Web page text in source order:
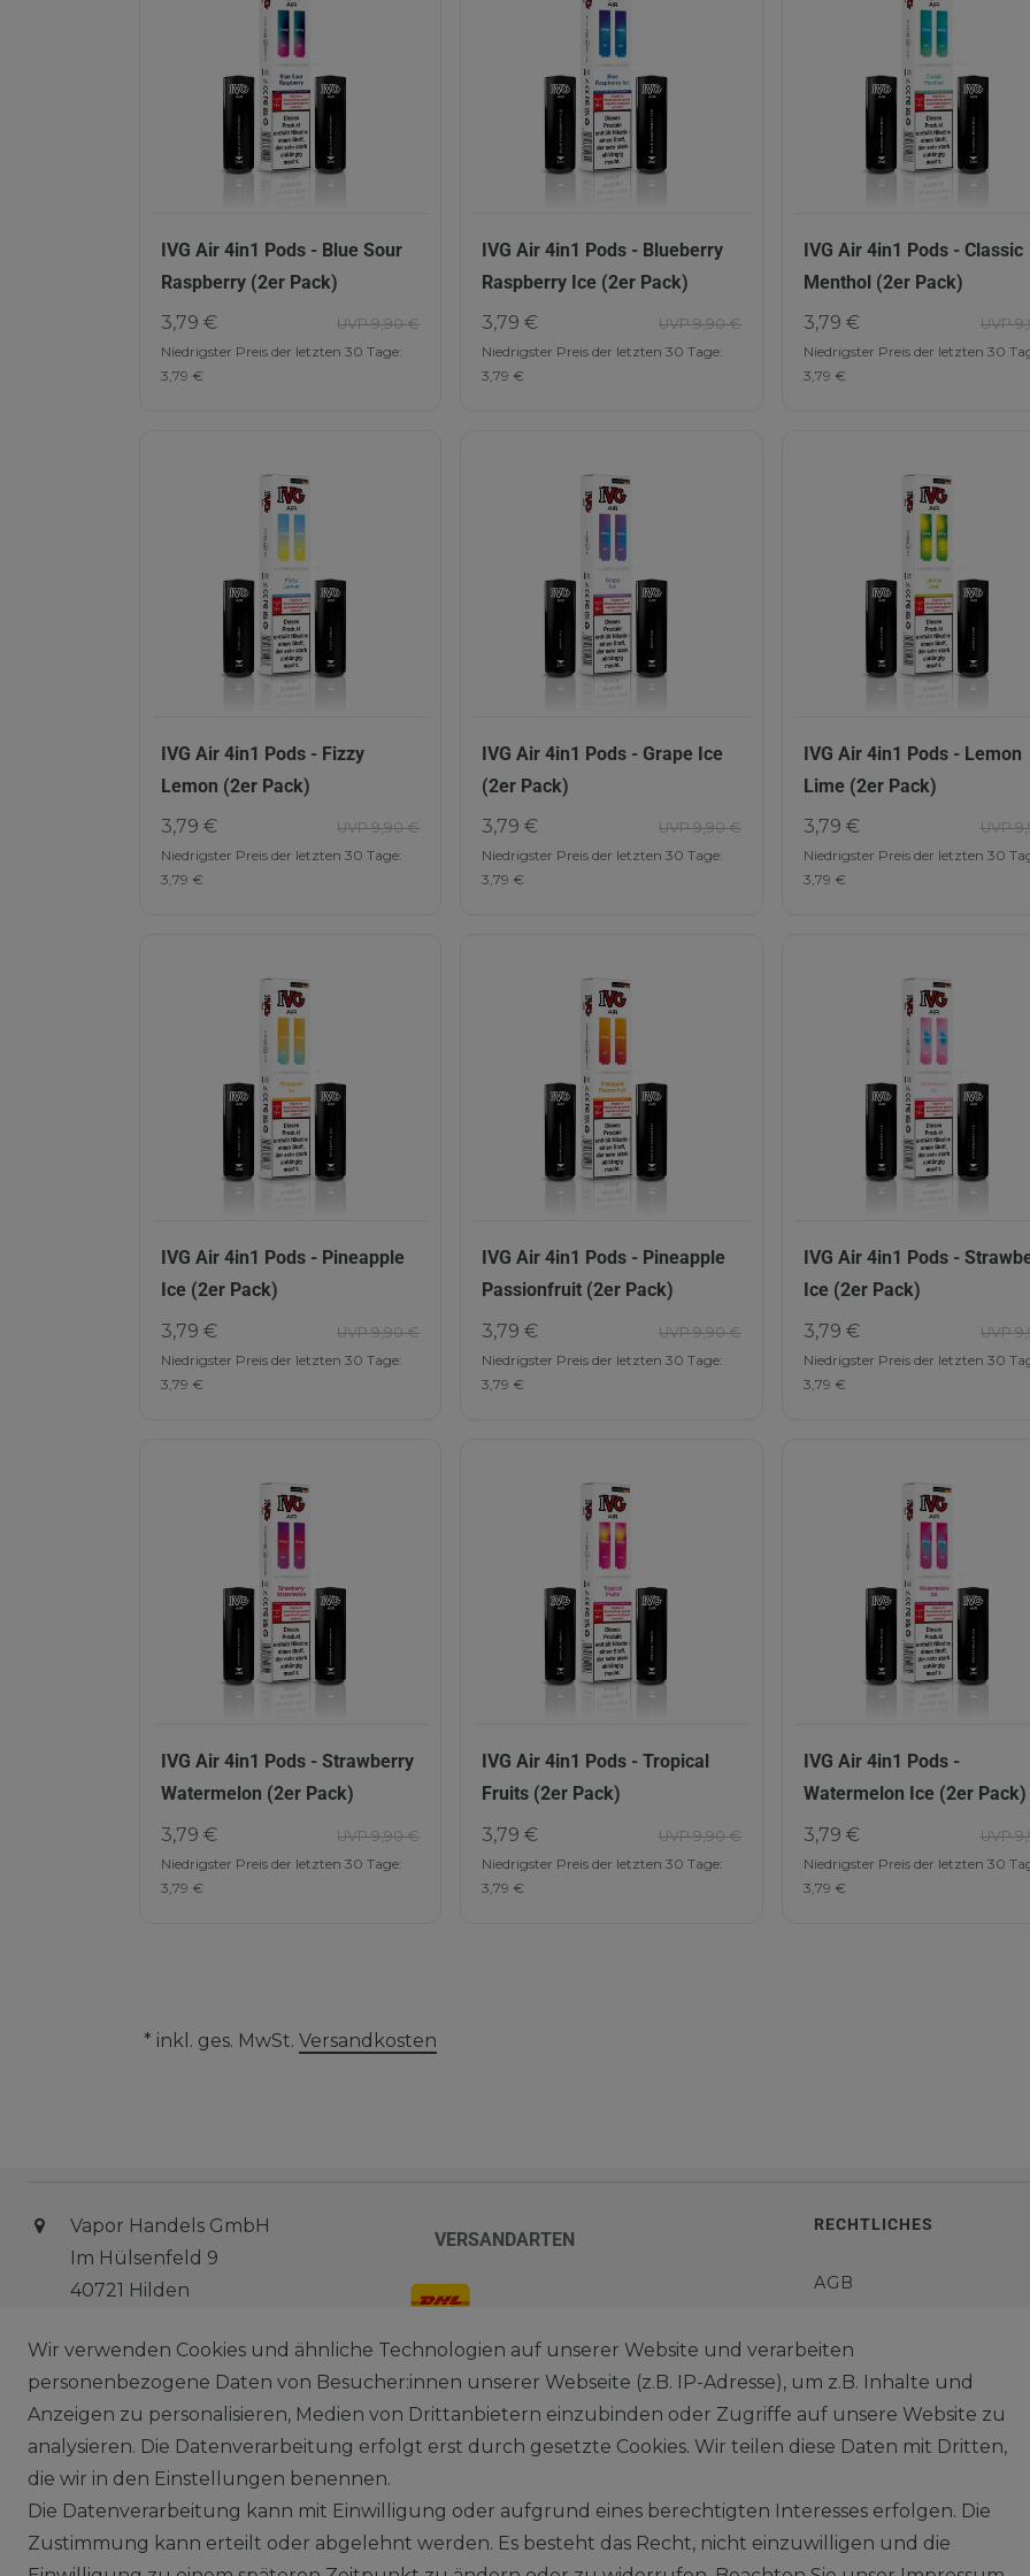
IVG Air 4in1 Pods - Blue Sour
Raspberry (2er Pack)
UVP 9,90 €
3,79 €
Niedrigster Preis der letzten 30 Tage:
3,79 €
IVG Air 4in1 Pods - Blueberry
Raspberry Ice (2er Pack)
UVP 9,90 €
3,79 €
Niedrigster Preis der letzten 30 Tage:
3,79 €
IVG Air 4in1 Pods - Classic
Menthol (2er Pack)
UVP
3,79 €
Niedrigster Preis der letzten 30
3,79 €
IVG Air 4in1 Pods - Fizzy
Lemon (2er Pack)
UVP 9,90 €
3,79 €
Niedrigster Preis der letzten 30 Tage:
3,79 €
IVG Air 4in1 Pods - Grape Ice
(2er Pack)
UVP 9,90 €
3,79 €
Niedrigster Preis der letzten 30 Tage:
3,79 €
IVG Air 4in1 Pods - Lemon
Lime (2er Pack)
UVP
3,79 €
Niedrigster Preis der letzten 30
3,79 €
IVG Air 4in1 Pods - Pineapple
Ice (2er Pack)
UVP 9,90 €
3,79 €
Niedrigster Preis der letzten 30 Tage:
3,79 €
IVG Air 4in1 Pods - Pineapple
Passionfruit (2er Pack)
UVP 9,90 €
3,79 €
Niedrigster Preis der letzten 30 Tage:
3,79 €
IVG Air 4in1 Pods -
Ice (2er Pack)
UVP
3,79 €
Niedrigster Preis der letzten 30
3,79 €
IVG Air 4in1 Pods - Strawberry
Watermelon (2er Pack)
UVP 9,90 €
3,79 €
Niedrigster Preis der letzten 30 Tage:
3,79 €
IVG Air 4in1 Pods - Tropical
Fruits (2er Pack)
UVP 9,90 €
3,79 €
Niedrigster Preis der letzten 30 Tage:
3,79 €
IVG Air 4in1 Pods -
Watermelon Ice (2er Pack)
UVP
3,79 €
Niedrigster Preis der letzten 30
3,79 €
* inkl. ges. MwSt. Versandkosten
Vapor Handels GmbH
Im Hülsenfeld 9
40721 Hilden
0212 520-82 100
info@vapor-handel.de
Montag - Freitag, 09:00 - 16:00
VERSANDARTEN
ZAHLARTEN
RECHTLICHES
AGB
WIDERRUFSRECHT
IMPRESSUM
HINWEISE ZUM
ELEKTROGESETZ
Wir verwenden Cookies und ähnliche Technologien auf unserer Website und verarbeiten
personenbezogene Daten von Besucher:innen unserer Webseite (z.B. IP-Adresse), um z.B. Inhalte und
Anzeigen zu personalisieren, Medien von Drittanbietern einzubinden oder Zugriffe auf unsere Website zu
analysieren. Die Datenverarbeitung erfolgt erst durch gesetzte Cookies. Wir teilen diese Daten mit Dritten,
die wir in den Einstellungen benennen.
Die Datenverarbeitung kann mit Einwilligung oder aufgrund eines berechtigten Interesses erfolgen. Die
Zustimmung kann erteilt oder abgelehnt werden. Es besteht das Recht, nicht einzuwilligen und die